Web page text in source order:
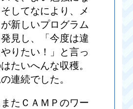
してなにより、メ
新しいプログラム
見し、「今度は違
りたい！」と言っ
たいへんな収穫。
連続でした。
たＣＡＭＰのワー